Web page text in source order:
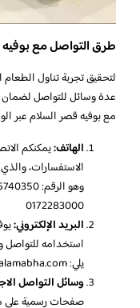
طرق التواصل مع بوفيه
لتحقيق تجربة تناول الطعام
عدة وسائل للتواصل لضمان
مع بوفيه قصر السلام عبر
الهاتف:يمكنكم
الاستفسارات،
0172283000
البريد الإلكتروني:
استخدامه للتواصل
يلي:
وسائل التواصل
صفحات رسمية على